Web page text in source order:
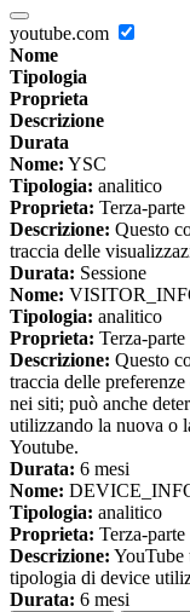
youtube.com
Nome
Tipologia
Proprieta
Descrizione
Durata
Nome: YSC
Tipologia: analitico
Proprieta: Terza-parte
Descrizione: Questo
traccia delle
Durata: Sessione
Nome:
Tipologia: analitico
Proprieta: Terza-parte
Descrizione: Questo
traccia delle
nei siti; può anche
utilizzando la nuova o
Youtube.
Durata: 6 mesi
Nome:
Tipologia: analitico
Proprieta: Terza-parte
Descrizione: YouTube
tipologia di device
Durata: 6 mesi